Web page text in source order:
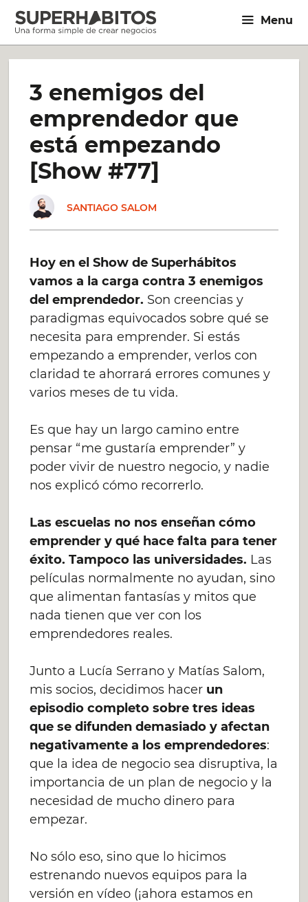
Saltar
contenido
Menu
3 enemigos del
emprendedor que
está empezando
[Show #77]
SANTIAGO SALOM
Hoy en el Show de Superhábitos
vamos a la carga contra 3 enemigos
del emprendedor. Son creencias y
paradigmas equivocados sobre qué se
necesita para emprender. Si estás
empezando a emprender, verlos con
claridad te ahorrará errores comunes y
varios meses de tu vida.
Es que hay un largo camino entre
pensar “me gustaría emprender” y
poder vivir de nuestro negocio, y nadie
nos explicó cómo recorrerlo.
Las escuelas no nos enseñan cómo
emprender y qué hace falta para tener
éxito. Tampoco las universidades. Las
películas normalmente no ayudan, sino
que alimentan fantasías y mitos que
nada tienen que ver con los
emprendedores reales.
Junto a Lucía Serrano y Matías Salom,
mis socios, decidimos hacer un
episodio completo sobre tres ideas
que se difunden demasiado y afectan
negativamente a los emprendedores:
que la idea de negocio sea disruptiva, la
importancia de un plan de negocio y la
necesidad de mucho dinero para
empezar.
No sólo eso, sino que lo hicimos
estrenando nuevos equipos para la
versión en vídeo (¡ahora estamos en